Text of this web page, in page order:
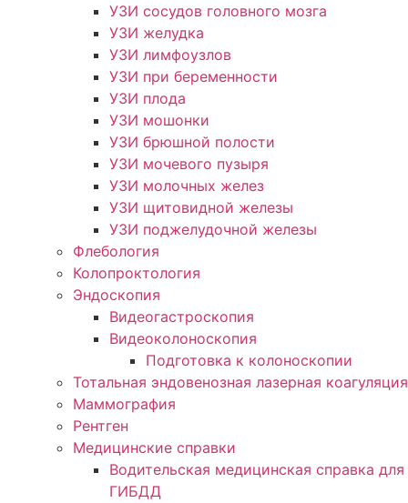
УЗИ сосудов головного мозга
УЗИ желудка
УЗИ лимфоузлов
УЗИ при беременности
УЗИ плода
УЗИ мошонки
УЗИ брюшной полости
УЗИ мочевого пузыря
УЗИ молочных желез
УЗИ щитовидной железы
УЗИ поджелудочной железы
Флебология
Колопроктология
Эндоскопия
Видеогастроскопия
Видеоколоноскопия
Подготовка к колоноскопии
Тотальная эндовенозная лазерная коагуляция
Маммография
Рентген
Медицинские справки
Водительская медицинская справка для
ГИБДД